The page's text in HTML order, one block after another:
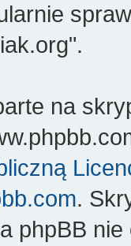
na
.
phpBB